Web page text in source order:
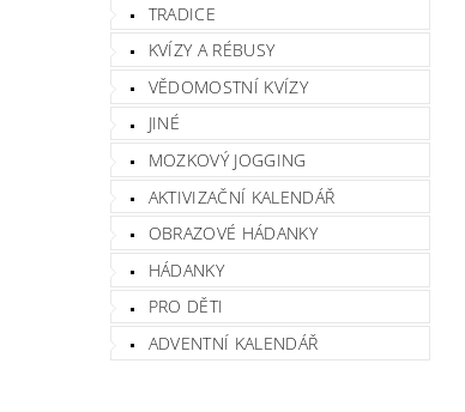
TRADICE
KVÍZY A RÉBUSY
VĚDOMOSTNÍ KVÍZY
JINÉ
MOZKOVÝ JOGGING
AKTIVIZAČNÍ KALENDÁŘ
OBRAZOVÉ HÁDANKY
HÁDANKY
PRO DĚTI
ADVENTNÍ KALENDÁŘ